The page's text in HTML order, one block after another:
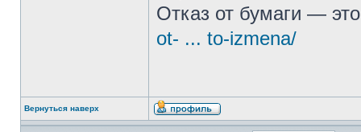
Отказ от бумаги —
ot- ... to-izmena/
Вернуться наверх